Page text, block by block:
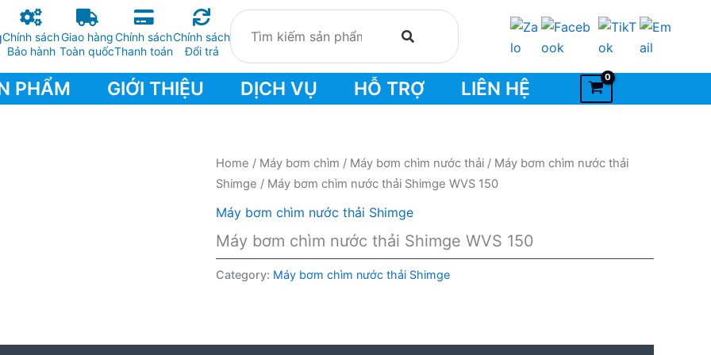
Chính sách
Bảo hành
Giao hàng
Toàn quốc
Chính sách
Thanh toán
Chính sách
Đổi trả
PHẨM GIỚI THIỆU DỊCH VỤ HỖ TRỢ LIÊN HỆ
Home / Máy bơm chìm / Máy bơm chìm nước thải / Máy bơm chìm nước thải
Shimge / Máy bơm chìm nước thải Shimge WVS 150
Máy bơm chìm nước thải Shimge
Máy bơm chìm nước thải Shimge WVS 150
Category: Máy bơm chìm nước thải Shimge